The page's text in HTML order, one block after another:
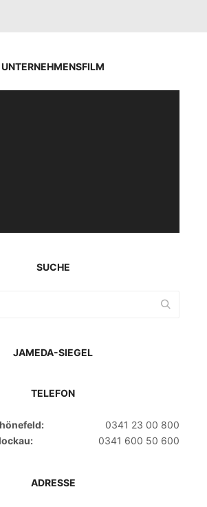
UNTERNEHMENSFILM
SUCHE
JAMEDA-SIEGEL
TELEFON
0341 23 00 800
0341 600 50 600
ADRESSE